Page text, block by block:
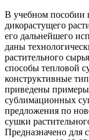
В учебном пособии
дикорастущего
его дальнейшего
даны
растительного
способы тепловой
конструктивные
приведены примеры
сублимационных
предложения по
сушки
Предназначено для